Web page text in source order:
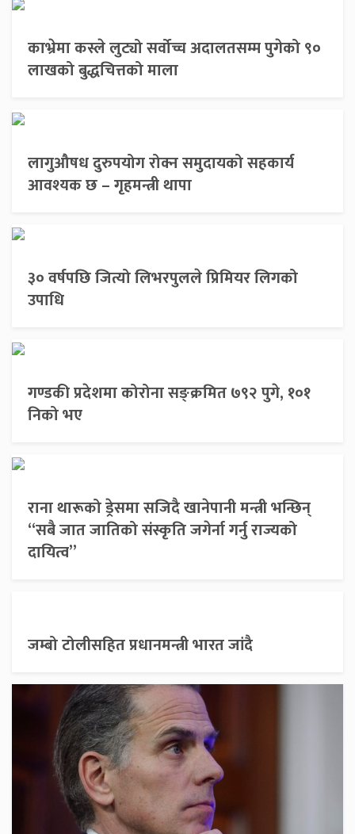
काभ्रेमा कस्ले लुट्यो सर्वोच्च अदालतसम्म पुगेको ९०
लाखको बुद्धचित्तको माला
लागुऔषध दुरुपयोग रोक्न समुदायको सहकार्य
आवश्यक छ – गृहमन्त्री थापा
३० वर्षपछि जित्यो लिभरपुलले प्रिमियर लिगको
उपाधि
गण्डकी प्रदेशमा कोरोना सङ्क्रमित ७९२ पुगे, १०१
निको भए
राना थारूको ड्रेसमा सजिदै खानेपानी मन्त्री भन्छिन्
“सबै जात जातिको संस्कृति जगेर्ना गर्नु राज्यको
दायित्व”
जम्बो टोलीसहित प्रधानमन्त्री भारत जांदै